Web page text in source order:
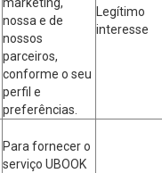
nossa e de
nossos
parceiros,
conforme o seu
perfil e
preferências.
Legítimo
interesse
Para fornecer o
serviço UBOOK